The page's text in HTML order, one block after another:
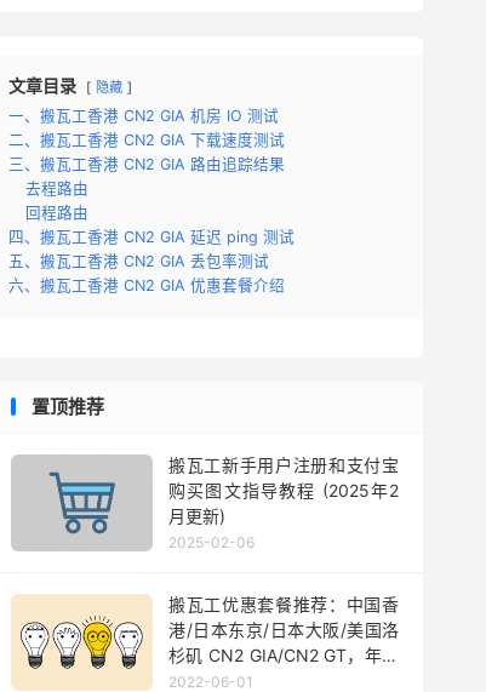
.173.1
123.89
187.154
205.134
文章目录 隐藏
一、搬瓦工香港 CN2 GIA 机房 IO 测试
二、搬瓦工香港 CN2 GIA 下载速度测试
三、搬瓦工香港 CN2 GIA 路由追踪结果
去程路由
回程路由
四、搬瓦工香港 CN2 GIA 延迟 ping 测试
五、搬瓦工香港 CN2 GIA 丢包率测试
六、搬瓦工香港 CN2 GIA 优惠套餐介绍
置顶推荐
搬瓦工新手用户注册和支付宝
购买图文指导教程 (2025年2
月更新)
2025-02-06
搬瓦工优惠套餐推荐：中国香
港/日本东京/日本大阪/美国洛
杉矶 CN2 GIA/CN2 GT，年付
$49.99 起
2022-06-01